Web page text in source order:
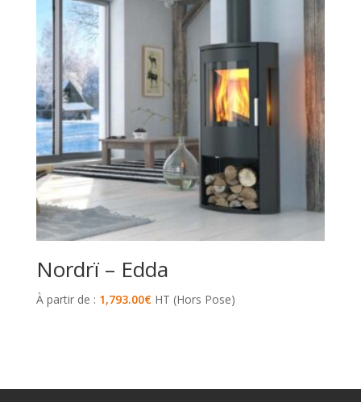
Nordrï – Edda
À partir de : 1,793.00€HT (Hors Pose)